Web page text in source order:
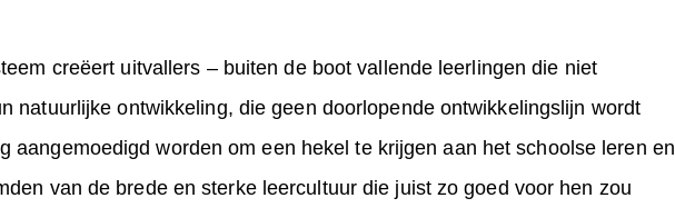
creëert uitvallers – buiten de boot vallende leerlingen die niet
natuurlijke ontwikkeling, die geen doorlopende ontwikkelingslijn wordt
aangemoedigd worden om een hekel te krijgen aan het schoolse leren en
van de brede en sterke leercultuur die juist zo goed voor hen zou